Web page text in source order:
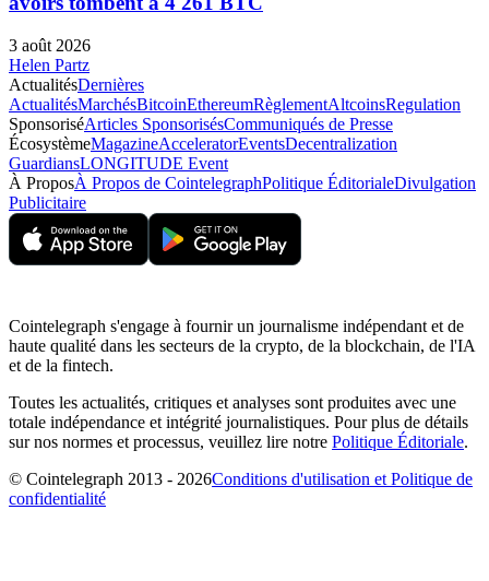
3 août 2026
Helen Partz
ActualitésDernières
ActualitésMarchésBitcoinEthereumRèglementAltcoinsRegulation
SponsoriséArticles SponsorisésCommuniqués de Presse
ÉcosystèmeMagazineAcceleratorEventsDecentralization
GuardiansLONGITUDE Event
À ProposÀ Propos de CointelegraphPolitique ÉditorialeDivulgation
Publicitaire
Cointelegraph s'engage à fournir un journalisme indépendant et de
haute qualité dans les secteurs de la crypto, de la blockchain, de l'IA
et de la fintech.
Toutes les actualités, critiques et analyses sont produites avec une
totale indépendance et intégrité journalistiques. Pour plus de détails
sur nos normes et processus, veuillez lire notre Politique Éditoriale.
© Cointelegraph 2013 - 2026Conditions d'utilisation et Politique de
confidentialité